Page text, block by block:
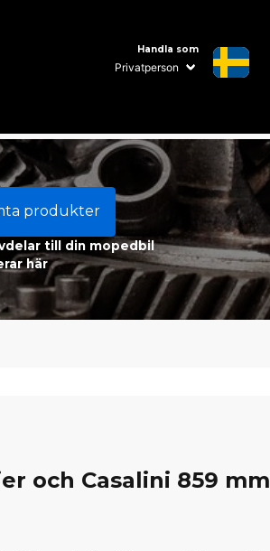
Handla som
produkter
till din mopedbil
här
och Casalini 859 mm